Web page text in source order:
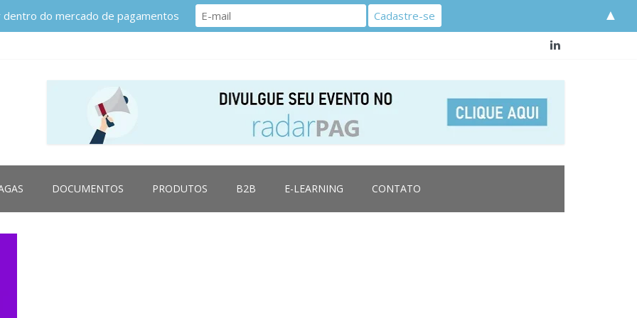
DOCUMENTOS PRODUTOS B2B E-LEARNING CONTATO
do mercado de pagamentos ▲